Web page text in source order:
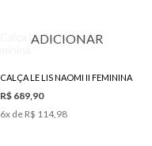
40 42
ADICIONAR
CALÇA LE LIS NAOMI II FEMININA
R$ 689,90
6x de R$ 114,98